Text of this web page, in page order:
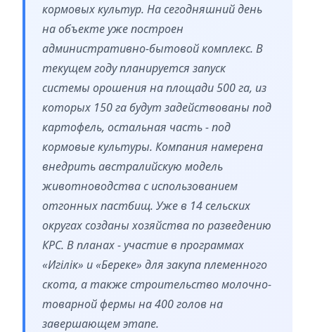
кормовых культур. На сегодняшний день
на объекте уже построен
административно-бытовой комплекс. В
текущем году планируется запуск
системы орошения на площади 500 га, из
которых 150 га будут задействованы под
картофель, остальная часть - под
кормовые культуры. Компания намерена
внедрить австралийскую модель
животноводства с использованием
отгонных пастбищ. Уже в 14 сельских
округах созданы хозяйства по разведению
КРС. В планах - участие в программах
«Игілік» и «Береке» для закупа племенного
скота, а также строительство молочно-
товарной фермы на 400 голов на
завершающем этапе.